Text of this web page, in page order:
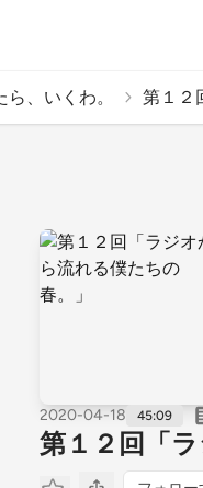
、いくわ。 第１２
2020-04-18 45:09
第１２回「